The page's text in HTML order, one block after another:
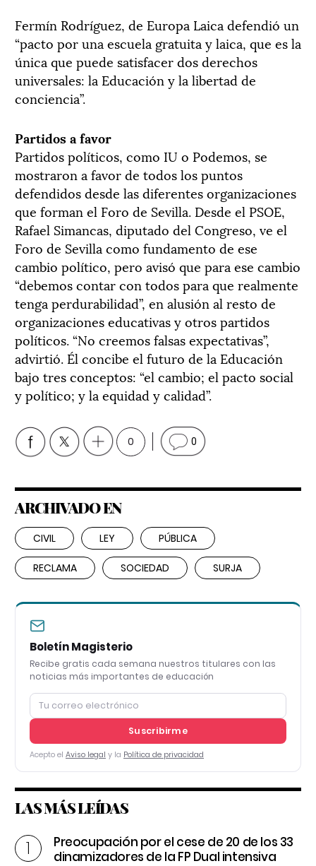
Fermín Rodríguez, de Europa Laica defendió un
“pacto por una escuela gratuita y laica, que es la
única que puede satisfacer dos derechos
universales: la Educación y la libertad de
conciencia”.
Partidos a favor
Partidos políticos, como IU o Podemos, se
mostraron a favor de todos los puntos
defendidos desde las diferentes organizaciones
que forman el Foro de Sevilla. Desde el PSOE,
Rafael Simancas, diputado del Congreso, ve el
Foro de Sevilla como fundamento de ese
cambio político, pero avisó que para ese cambio
“debemos contar con todos para que realmente
tenga perdurabilidad”, en alusión al resto de
organizaciones educativas y otros partidos
políticos. “No creemos falsas expectativas”,
advirtió. Él concibe el futuro de la Educación
bajo tres conceptos: “el cambio; el pacto social
y político; y la equidad y calidad”.
0 0
ARCHIVADO EN
CIVIL LEY PÚBLICA
RECLAMA SOCIEDAD SURJA
Boletín Magisterio
Recibe gratis cada semana nuestros titulares con las
noticias más importantes de educación
Suscribirme
Acepto el Aviso legal y la Política de privacidad
LAS MÁS LEÍDAS
Preocupación por el cese de 20 de los 33
dinamizadores de la FP Dual intensiva